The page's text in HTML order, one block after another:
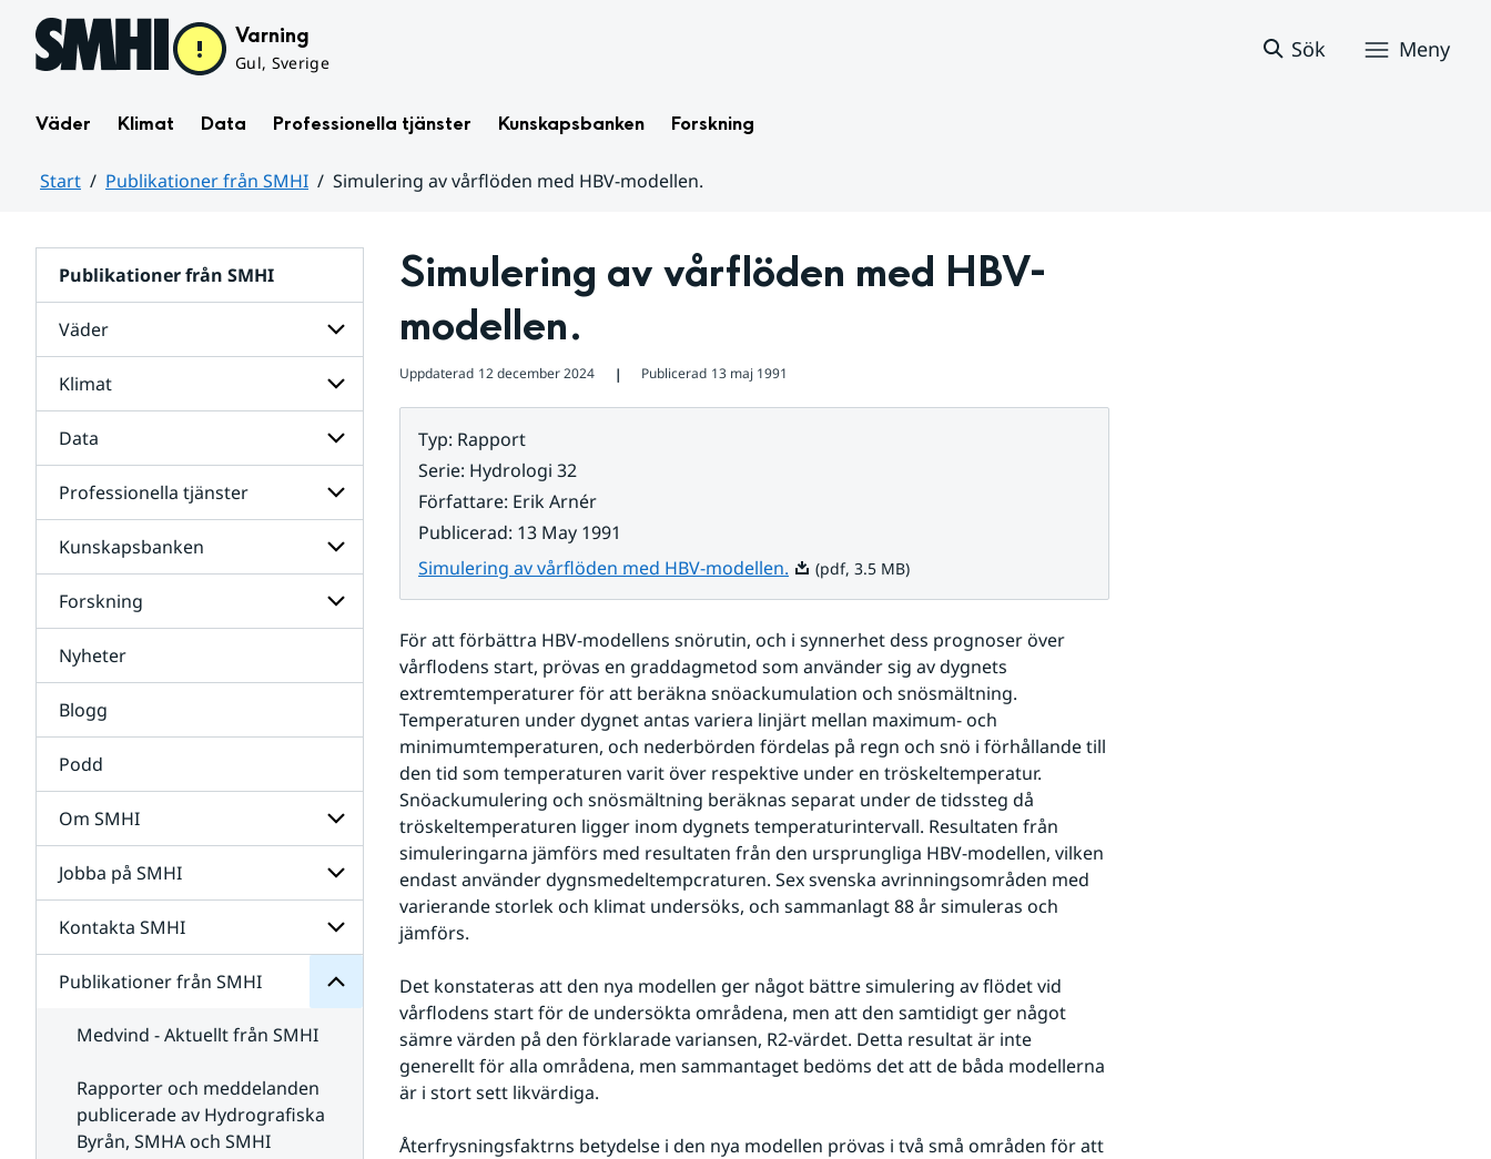
Hoppa till sidans innehåll Varning
Gul, Sverige
Sök Meny
Väder Klimat Data Professionella tjänster Kunskapsbanken Forskning
Start Publikationer från SMHI
Simulering av vårflöden med HBV-modellen.
Publikationer från SMHI
Väder
Undersidor
för
Väder
Klimat
Undersidor
för
Klimat
Data
Undersidor
för
Data
Professionella tjänster
Undersidor
för
Professionella
tjänster
Kunskapsbanken
Undersidor
för
Kunskapsbanken
Forskning
Undersidor
för
Forskning
Nyheter
Blogg
Podd
Om SMHI
Undersidor
för
Om
SMHI
Jobba på SMHI
Undersidor
för
Jobba
på
Kontakta SMHI
Undersidor
Kontakta
SMHI
Publikationer från SMHI
Undersidor
för
Publikationer
från
SMHI
Medvind - Aktuellt från SMHI
Rapporter och meddelanden
publicerade av Hydrografiska
Byrån, SMHA och SMHI
Simulering av vårflöden med HBV-
modellen.
Uppdaterad 12 december 2024 ❘ Publicerad 13 maj 1991
Typ: Rapport
Serie: Hydrologi 32
Författare: Erik Arnér
Publicerad: 13 May 1991
Simulering av vårflöden med HBV-modellen.Pdf, 3.5 MB.
(pdf, 3.5 MB)
För att förbättra HBV-modellens snörutin, och i synnerhet dess prognoser över
vårflodens start, prövas en graddagmetod som använder sig av dygnets
extremtemperaturer för att beräkna snöackumulation och snösmältning.
Temperaturen under dygnet antas variera linjärt mellan maximum- och
minimumtemperaturen, och nederbörden fördelas på regn och snö i förhållande till
den tid som temperaturen varit över respektive under en tröskeltemperatur.
Snöackumulering och snösmältning beräknas separat under de tidssteg då
tröskeltemperaturen ligger inom dygnets temperaturintervall. Resultaten från
simuleringarna jämförs med resultaten från den ursprungliga HBV-modellen, vilken
endast använder dygnsmedeltempcraturen. Sex svenska avrinningsområden med
varierande storlek och klimat undersöks, och sammanlagt 88 år simuleras och
jämförs.
Det konstateras att den nya modellen ger något bättre simulering av flödet vid
vårflodens start för de undersökta områdena, men att den samtidigt ger något
sämre värden på den förklarade variansen, R2-värdet. Detta resultat är inte
generellt för alla områdena, men sammantaget bedöms det att de båda modellerna
är i stort sett likvärdiga.
Återfrysningsfaktrns betydelse i den nya modellen prövas i två små områden för att